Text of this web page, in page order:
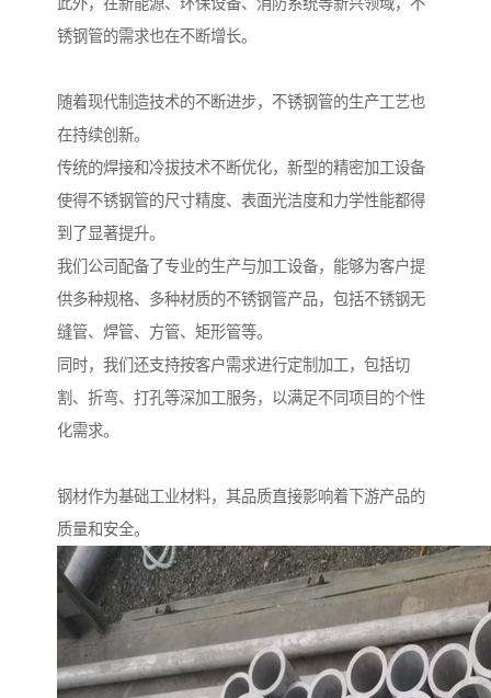
此外，在新能源、环保设备、消防系统等新兴领域，不
锈钢管的需求也在不断增长。
随着现代制造技术的不断进步，不锈钢管的生产工艺也
在持续创新。
传统的焊接和冷拔技术不断优化，新型的精密加工设备
使得不锈钢管的尺寸精度、表面光洁度和力学性能都得
到了显著提升。
我们公司配备了专业的生产与加工设备，能够为客户提
供多种规格、多种材质的不锈钢管产品，包括不锈钢无
缝管、焊管、方管、矩形管等。
同时，我们还支持按客户需求进行定制加工，包括切
割、折弯、打孔等深加工服务，以满足不同项目的个性
化需求。
钢材作为基础工业材料，其品质直接影响着下游产品的
质量和安全。